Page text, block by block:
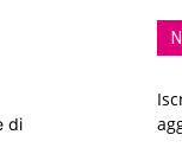
di